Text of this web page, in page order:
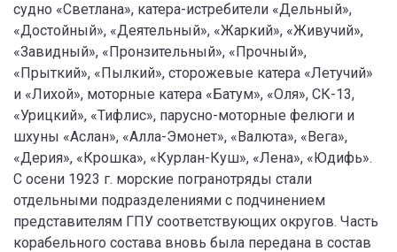
судно «Светлана», катера-истребители «Дельный»,
«Достойный», «Деятельный», «Жаркий», «Живучий»,
«Завидный», «Пронзительный», «Прочный»,
«Прыткий», «Пылкий», сторожевые катера «Летучий»
и «Лихой», моторные катера «Батум», «Оля», СК-13,
«Урицкий», «Тифлис», парусно-моторные фелюги и
шхуны «Аслан», «Алла-Эмонет», «Валюта», «Вега»,
«Дерия», «Крошка», «Курлан-Куш», «Лена», «Юдифь».
С осени 1923 г. морские погранотряды стали
отдельными подразделениями с подчинением
представителям ГПУ соответствующих округов. Часть
корабельного состава вновь была передана в состав